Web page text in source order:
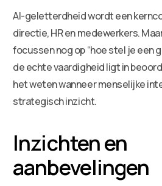
AI-geletterdheid wordt een
directie, HR en medewerkers.
focussen nog op “hoe stel je een
de echte vaardigheid ligt in
het weten wanneer menselijke
strategisch inzicht.
Inzichten en
aanbevelingen